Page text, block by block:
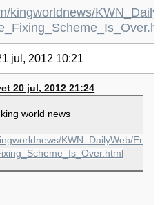
kingworldnews/
jul, 2012 10:21
20 jul, 2012 21:24
world news
KWN_DailyWeb/